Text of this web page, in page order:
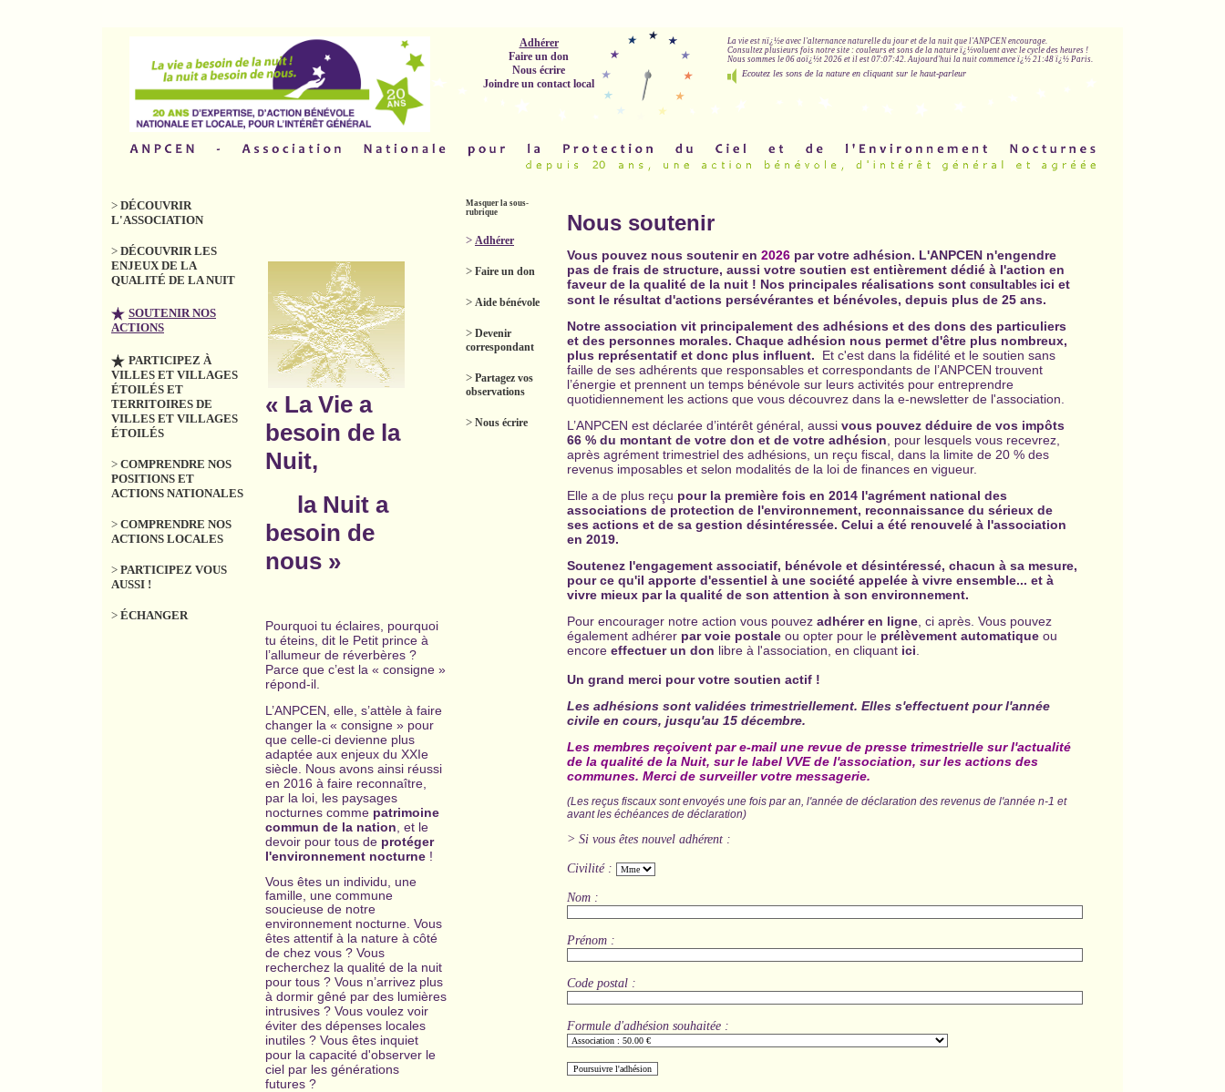
Adhérer
Faire un don
Nous écrire
Joindre un contact local
La vie est nï¿½e avec l'alternance naturelle du jour et de la nuit que l'ANPCEN encourage.
Consultez plusieurs fois notre site : couleurs et sons de la nature ï¿½voluent avec le cycle des heures !
Nous sommes le 06 aoï¿½t 2026 et il est 07:07:42.Aujourd'hui la nuit commence ï¿½ 21:48 ï¿½ Paris.
Ecoutez les sons de la nature en cliquant sur le haut-parleur
> DÉCOUVRIR
L'ASSOCIATION
> DÉCOUVRIR LES
ENJEUX DE LA
QUALITÉ DE LA NUIT
SOUTENIR NOS
ACTIONS
PARTICIPEZ À
VILLES ET VILLAGES
ÉTOILÉS ET
TERRITOIRES DE
VILLES ET VILLAGES
ÉTOILÉS
> COMPRENDRE NOS
POSITIONS ET
ACTIONS NATIONALES
> COMPRENDRE NOS
ACTIONS LOCALES
> PARTICIPEZ VOUS
AUSSI !
> ÉCHANGER
« La Vie a
besoin de la
Nuit,
la Nuit a
besoin de
nous »
Pourquoi tu éclaires, pourquoi
tu éteins, dit le Petit prince à
l’allumeur de réverbères ?
Parce que c’est la « consigne »
répond-il.
L’ANPCEN, elle, s’attèle à faire
changer la « consigne » pour
que celle-ci devienne plus
adaptée aux enjeux du XXIe
siècle. Nous avons ainsi réussi
en 2016 à faire reconnaître,
par la loi, les paysages
nocturnes comme patrimoine
commun de la nation , et le
devoir pour tous de protéger
l'environnement nocturne !
Vous êtes un individu, une
famille, une commune
soucieuse de notre
environnement nocturne. Vous
êtes attentif à la nature à côté
de chez vous ? Vous
recherchez la qualité de la nuit
pour tous ? Vous n’arrivez plus
à dormir gêné par des lumières
intrusives ? Vous voulez voir
éviter des dépenses locales
inutiles ? Vous êtes inquiet
pour la capacité d'observer le
ciel par les générations
futures ?
Masquer la sous-
rubrique
> Adhérer
> Faire un don
> Aide bénévole
> Devenir
correspondant
> Partagez vos
observations
> Nous écrire
Nous soutenir
Vous pouvez nous soutenir en 2026 par votre adhésion. L'ANPCEN n'engendre
pas de frais de structure, aussi votre soutien est entièrement dédié à l'action en
faveur de la qualité de la nuit ! Nos principales réalisations sont consultables ici et
sont le résultat d'actions persévérantes et bénévoles, depuis plus de 25 ans.
Notre association vit principalement des adhésions et des dons des particuliers
et des personnes morales. Chaque adhésion nous permet d'être plus nombreux,
plus représentatif et donc plus influent.
Et c'est dans la fidélité et le soutien sans
faille de ses adhérents que responsables et correspondants de l’ANPCEN trouvent
l’énergie et prennent un temps bénévole sur leurs activités pour entreprendre
quotidiennement les actions que vous découvrez dans la e-newsletter de l'association.
L’ANPCEN est déclarée d’intérêt général, aussi vous pouvez déduire de vos impôts
66 % du montant de votre don et de votre adhésion , pour lesquels vous recevrez,
après agrément trimestriel des adhésions, un reçu fiscal, dans la limite de 20 % des
revenus imposables et selon modalités de la loi de finances en vigueur.
Elle a de plus reçu pour la première fois en 2014 l'agrément national des
associations de protection de l'environnement, reconnaissance du sérieux de
ses actions et de sa gestion désintéressée. Celui a été renouvelé à l'association
en 2019.
Soutenez l'engagement associatif, bénévole et désintéressé, chacun à sa mesure,
pour ce qu'il apporte d'essentiel à une société appelée à vivre ensemble... et à
vivre mieux par la qualité de son attention à son environnement.
Pour encourager notre action vous pouvez adhérer en ligne , ci après. Vous pouvez
également adhérer par voie postale ou opter pour le prélèvement automatique ou
encore effectuer un don libre à l'association, en cliquant ici
Un grand merci pour votre soutien actif !
Les adhésions sont validées trimestriellement. Elles s'effectuent pour l'année
civile en cours, jusqu'au 15 décembre.
Les membres reçoivent par e-mail une revue de presse trimestrielle sur l'actualité
de la qualité de la Nuit, sur le label VVE de l'association, sur les actions des
communes. Merci de surveiller votre messagerie.
(Les reçus fiscaux sont envoyés une fois par an, l'année de déclaration des revenus de l'année n-1 et
avant les échéances de déclaration)
> Si vous êtes nouvel adhérent :
Civilité :
Nom :
Prénom :
Code postal :
Formule d'adhésion souhaitée :